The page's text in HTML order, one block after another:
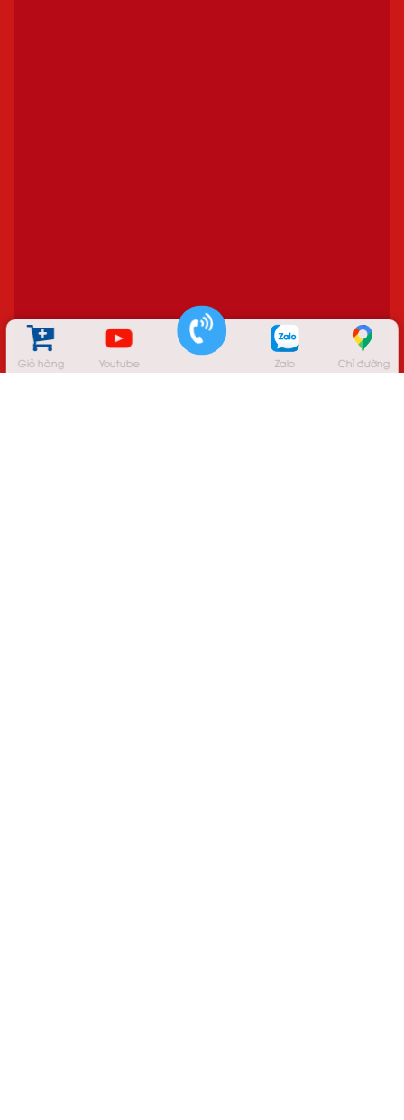
Giỏ hàng Youtube Zalo Chỉ đường